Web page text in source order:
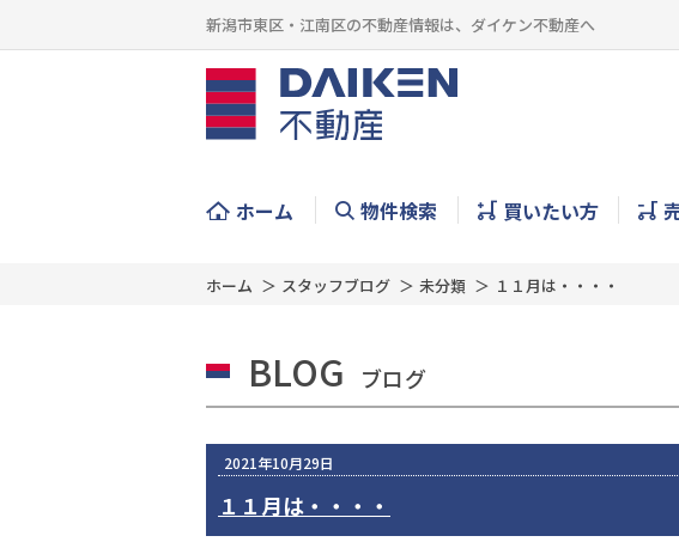
新潟市東区・江南区の不動産情報は、ダイケン不動産へ
ホーム 物件検索 買いたい方
ホーム スタッフブログ 未分類 １１月は・・・・
BLOG ブログ
2021年10月29日
１１月は・・・・